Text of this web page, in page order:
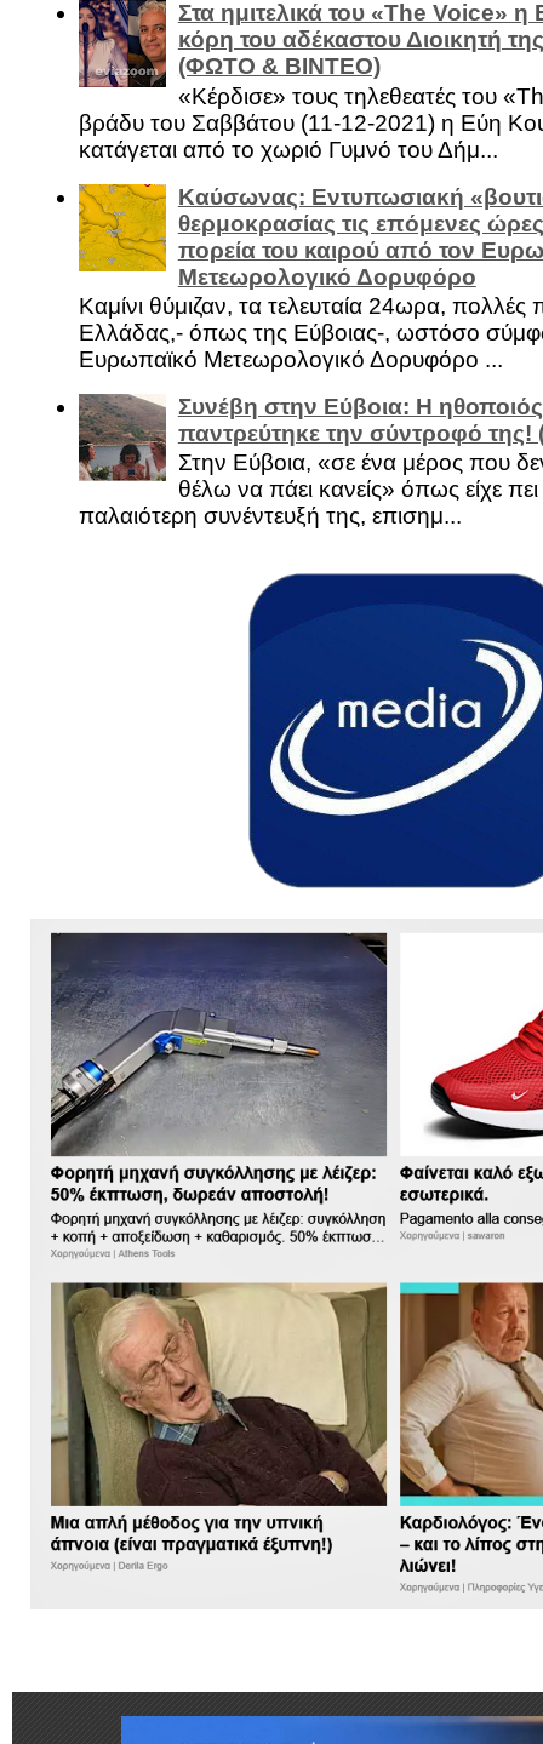
Στα ημιτελικά του «The Voice»
κόρη του αδέκαστου Διοικητή
(ΦΩΤΟ & ΒΙΝΤΕΟ)
«Κέρδισε» τους τηλεθεατές του
βράδυ του Σαββάτου (11-12-2021) η Εύη
κατάγεται από το χωριό Γυμνό του Δήμ...
Καύσωνας: Εντυπωσιακή
θερμοκρασίας τις επόμενες
πορεία του καιρού από τον
Μετεωρολογικό Δορυφόρο
Καμίνι θύμιζαν, τα τελευταία 24ωρα, πολλές
Ελλάδας,- όπως της Εύβοιας-, ωστόσο
Ευρωπαϊκό Μετεωρολογικό Δορυφόρο ...
Συνέβη στην Εύβοια: Η
παντρεύτηκε την σύντροφό
Στην Εύβοια, «σε ένα μέρος που
θέλω να πάει κανείς» όπως είχε πει
παλαιότερη συνέντευξή της, επισημ...